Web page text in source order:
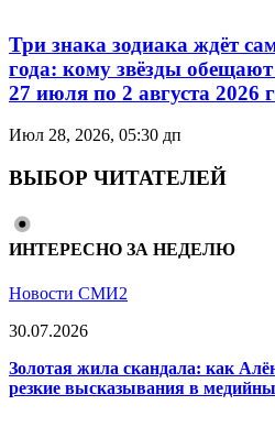
Три знака зодиака ждёт
года: кому звёзды
27 июля по 2 августа 2026
Июл 28, 2026, 05:30 дп
ВЫБОР ЧИТАТЕЛЕЙ
ИНТЕРЕСНО ЗА НЕДЕЛЮ
Новости СМИ2
30.07.2026
Золотая жила скандала: как
резкие высказывания в